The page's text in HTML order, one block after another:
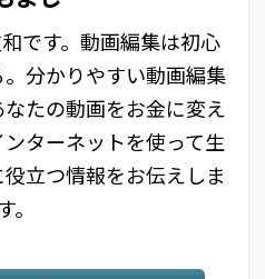
です。動画編集は初心
分かりやすい動画編集
たの動画をお金に変え
ターネットを使って生
立つ情報をお伝えしま
す。